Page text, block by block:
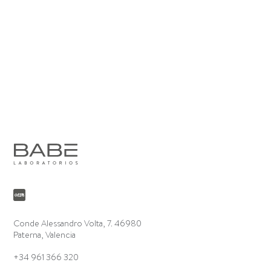
Conde Alessandro Volta, 7. 46980
Paterna, Valencia
+34 961 366 320